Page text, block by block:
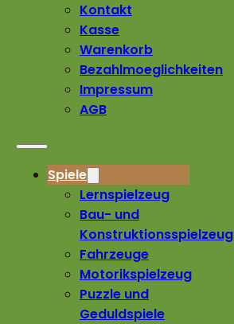
Kontakt
Kasse
Warenkorb
Bezahlmoeglichkeiten
Impressum
AGB
Spiele
Lernspielzeug
Bau- und
Konstruktionsspielzeug
Fahrzeuge
Motorikspielzeug
Puzzle und
Geduldspiele